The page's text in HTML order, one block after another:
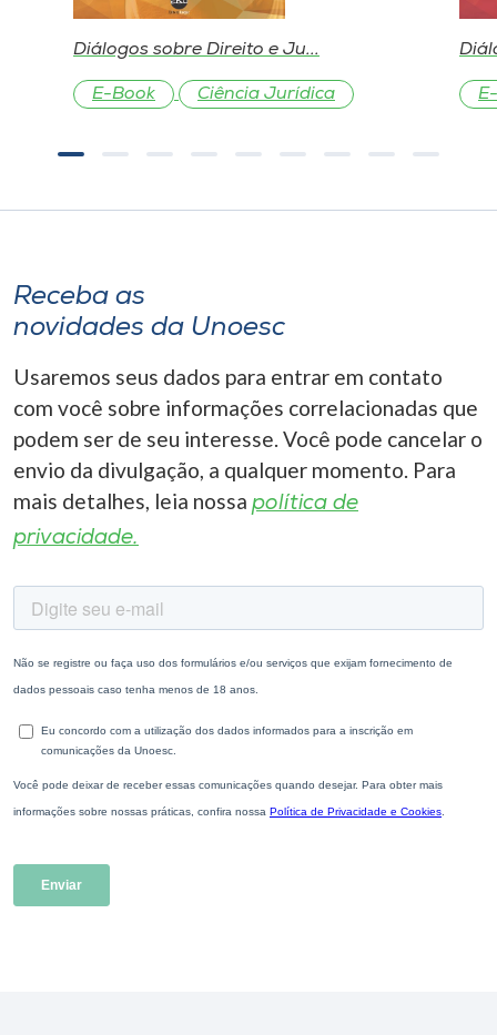
Diálogos sobre Direito e Ju...
E-Book Ciência Jurídica
Receba as
novidades da Unoesc
Usaremos seus dados para entrar em contato
com você sobre informações correlacionadas que
podem ser de seu interesse. Você pode cancelar o
envio da divulgação, a qualquer momento. Para
mais detalhes, leia nossa política de
privacidade.